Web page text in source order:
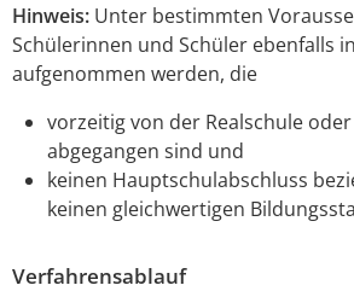
Hinweis: Unter bestimmten
Schülerinnen und Schüler ebenfalls in
aufgenommen werden, die
vorzeitig von der Realschule
abgegangen sind und
keinen Hauptschulabschluss
keinen gleichwertigen
Verfahrensablauf